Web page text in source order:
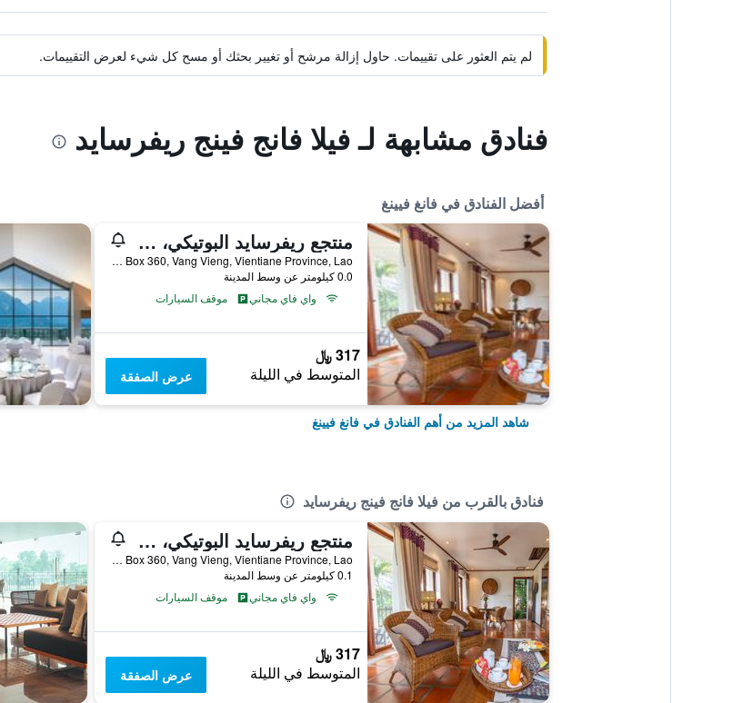
لم يتم العثور على تقييمات. حاول إزالة مرشح أو تغيير بحثك أو مسح كل شيء لعرض التقييمات.
فنادق مشابهة لـ فيلا فانج فينج ريفرسايد
أفضل الفنادق في فانغ فيينغ
منتجع ريفرسايد البوتيكي، فانغ فينغ
Ban Viengkeo, PO Box 360, Vang Vieng, Vientiane Province, Lao, فانغ فيينغ, لاوس
0.0 كيلومتر عن وسط المدينة
واي فاي مجاني
موقف السيارات
317 ﷼
المتوسط في الليلة عرض الصفقة
شاهد المزيد من أهم الفنادق في فانغ فيينغ
فنادق بالقرب من فيلا فانج فينج ريفرسايد
منتجع ريفرسايد البوتيكي، فانغ فينغ
Ban Viengkeo, PO Box 360, Vang Vieng, Vientiane Province, Lao, فانغ فيينغ, لاوس
0.1 كيلومتر عن وسط المدينة
واي فاي مجاني
موقف السيارات
317 ﷼
المتوسط في الليلة عرض الصفقة